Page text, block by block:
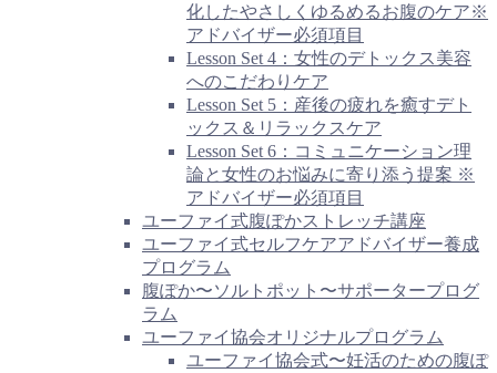
化したやさしくゆるめるお腹のケア※
アドバイザー必須項目
Lesson Set 4：女性のデトックス美容
へのこだわりケア
Lesson Set 5：産後の疲れを癒すデト
ックス＆リラックスケア
Lesson Set 6：コミュニケーション理
論と女性のお悩みに寄り添う提案 ※
アドバイザー必須項目
ユーファイ式腹ぽかストレッチ講座
ユーファイ式セルフケアアドバイザー養成
プログラム
腹ぽか〜ソルトポット〜サポータープログ
ラム
ユーファイ協会オリジナルプログラム
ユーファイ協会式〜妊活のための腹ぽ